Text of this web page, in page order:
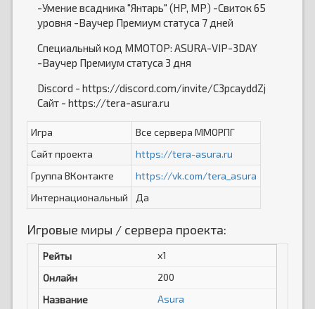
-Умение всадника "Янтарь" (HP, MP) -Свиток 65
уровня -Ваучер Премиум статуса 7 дней
Специальный код MMOTOP: ASURA-VIP-3DAY
-Ваучер Премиум статуса 3 дня
Discord - https://discord.com/invite/C3pcayddZj
Сайт - https://tera-asura.ru
Игра
Все сервера ММОРПГ
Сайт проекта
https://tera-asura.ru
Группа ВКонтакте
https://vk.com/tera_asura
Интернациональный
Да
Игровые миры / сервера проекта:
x1
200
Asura